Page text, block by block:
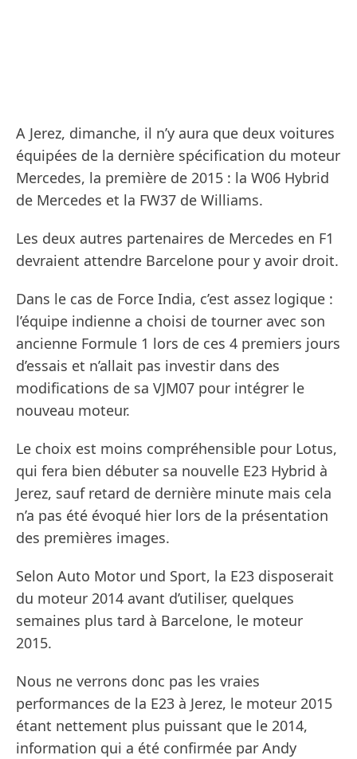
A Jerez, dimanche, il n’y aura que deux voitures
équipées de la dernière spécification du moteur
Mercedes, la première de 2015 : la W06 Hybrid
de Mercedes et la FW37 de Williams.
Les deux autres partenaires de Mercedes en F1
devraient attendre Barcelone pour y avoir droit.
Dans le cas de Force India, c’est assez logique :
l’équipe indienne a choisi de tourner avec son
ancienne Formule 1 lors de ces 4 premiers jours
d’essais et n’allait pas investir dans des
modifications de sa VJM07 pour intégrer le
nouveau moteur.
Le choix est moins compréhensible pour Lotus,
qui fera bien débuter sa nouvelle E23 Hybrid à
Jerez, sauf retard de dernière minute mais cela
n’a pas été évoqué hier lors de la présentation
des premières images.
Selon Auto Motor und Sport, la E23 disposerait
du moteur 2014 avant d’utiliser, quelques
semaines plus tard à Barcelone, le moteur
2015.
Nous ne verrons donc pas les vraies
performances de la E23 à Jerez, le moteur 2015
étant nettement plus puissant que le 2014,
information qui a été confirmée par Andy